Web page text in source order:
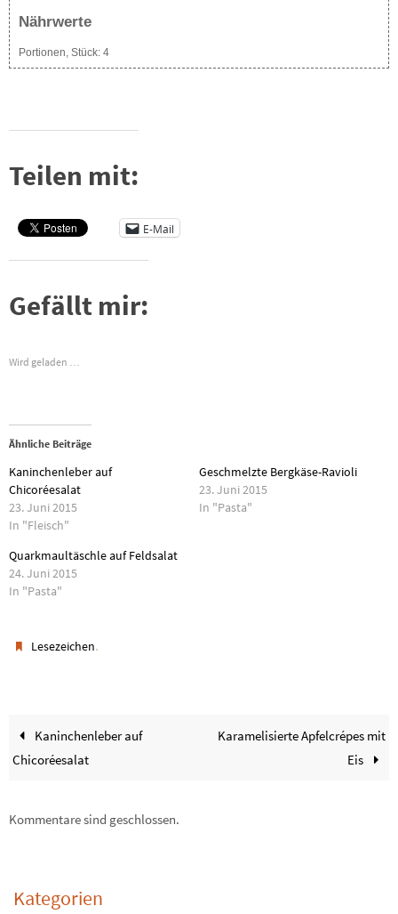
Nährwerte
Portionen, Stück: 4
Teilen mit:
E-Mail
Gefällt mir:
Wird geladen …
Ähnliche Beiträge
Kaninchenleber auf
Chicoréesalat
23. Juni 2015
In "Fleisch"
Geschmelzte Bergkäse-Ravioli
23. Juni 2015
In "Pasta"
Quarkmaultäschle auf Feldsalat
24. Juni 2015
In "Pasta"
Lesezeichen.
Kaninchenleber auf
Chicoréesalat
Karamelisierte Apfelcrépes mit
Eis
Kommentare sind geschlossen.
Kategorien